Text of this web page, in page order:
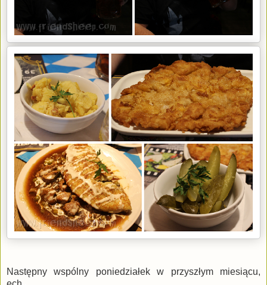
Następny wspólny poniedziałek w przyszłym miesiącu,